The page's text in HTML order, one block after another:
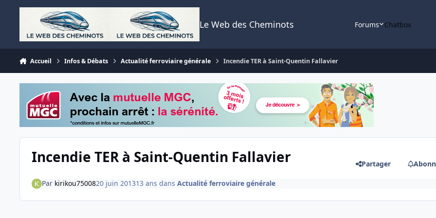
Aller au contenu
Le Web des Cheminots Forums Chatbox
Accueil Infos & Débats Actualité ferroviaire générale Incendie TER à Saint-Quentin Fallavier
Incendie TER à Saint-Quentin Fallavier Partager
Par kirikou7500820 juin 201313 ans dans Actualité ferroviaire générale